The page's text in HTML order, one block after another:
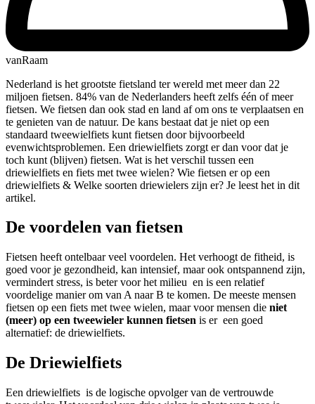
vanRaam
Nederland is het grootste fietsland ter wereld met meer dan 22
miljoen fietsen. 84% van de Nederlanders heeft zelfs één of meer
fietsen. We fietsen dan ook stad en land af om ons te verplaatsen en
te genieten van de natuur. De kans bestaat dat je niet op een
standaard tweewielfiets kunt fietsen door bijvoorbeeld
evenwichtsproblemen. Een driewielfiets zorgt er dan voor dat je
toch kunt (blijven) fietsen. Wat is het verschil tussen een
driewielfiets en fiets met twee wielen? Wie fietsen er op een
driewielfiets & Welke soorten driewielers zijn er? Je leest het in dit
artikel.
De voordelen van fietsen
Fietsen heeft ontelbaar veel voordelen. Het verhoogt de fitheid, is
goed voor je gezondheid, kan intensief, maar ook ontspannend zijn,
vermindert stress, is beter voor het milieu en is een relatief
voordelige manier om van A naar B te komen. De meeste mensen
fietsen op een fiets met twee wielen, maar voor mensen die niet
(meer) op een tweewieler kunnen fietsen is er een goed
alternatief: de driewielfiets.
De Driewielfiets
Een driewielfiets is de logische opvolger van de vertrouwde